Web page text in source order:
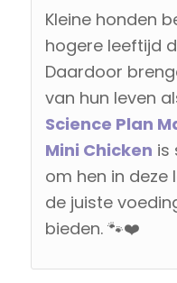
Kleine honden
hogere leeftijd
Daardoor
van hun leven
Science Plan
Mini Chicken is
om hen in deze
de juiste
bieden. 🐾❤️